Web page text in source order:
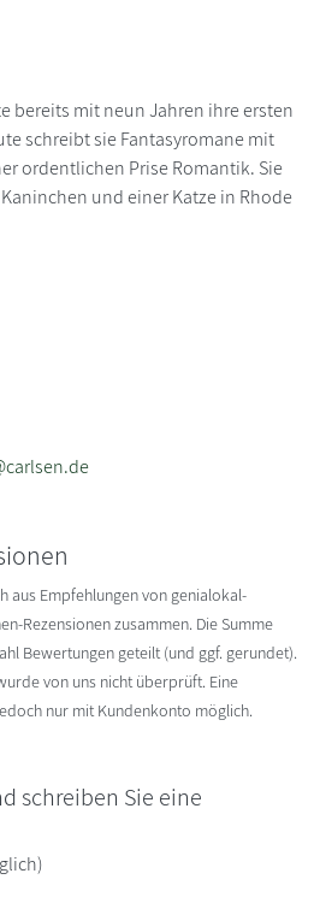
bereits mit neun Jahren ihre ersten
schreibt sie Fantasyromane mit
ordentlichen Prise Romantik. Sie
und einer Katze in Rhode
aus Empfehlungen von genialokal-
Rezensionen zusammen. Die Summe
Bewertungen geteilt (und ggf. gerundet).
von uns nicht überprüft. Eine
nur mit Kundenkonto möglich.
schreiben Sie eine